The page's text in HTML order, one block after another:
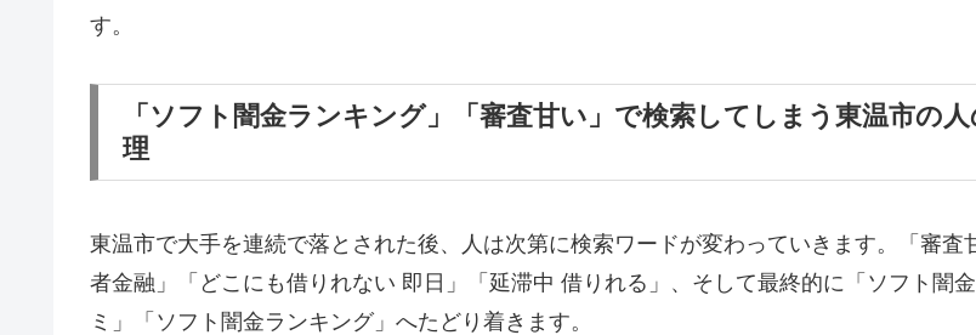
す。
「ソフト闇金ランキング」「審査甘い」で検索してしまう東温市の
理
東温市で大手を連続で落とされた後、人は次第に検索ワードが変わっていきます。「審査
者金融」「どこにも借りれない 即日」「延滞中 借りれる」、そして最終的に「ソフト闇
ミ」「ソフト闇金ランキング」へたどり着きます。